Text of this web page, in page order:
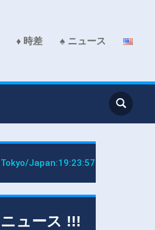
♦ 時差 ♠ ニュース
Tokyo/Japan:19:23:58
ニュース !!!